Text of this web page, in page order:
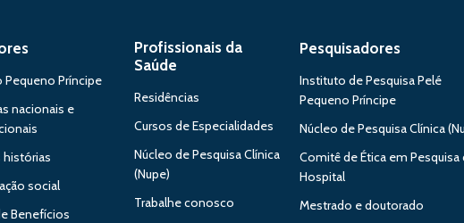
Pequeno Príncipe
nacionais e
histórias
social
Benefícios
Profissionais da
Saúde
Residências
Cursos de Especialidades
Núcleo de Pesquisa Clínica
(Nupe)
Trabalhe conosco
Pesquisadores
Instituto de Pesquisa Pelé
Pequeno Príncipe
Núcleo de Pesquisa Clínica
Comitê de Ética em Pesquisa
Hospital
Mestrado e doutorado